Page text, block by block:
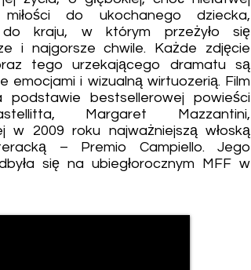
miłości do ukochanego dziecka,
kraju, w którym przeżyło się
i najgorsze chwile. Każde zdjęcie
tego urzekającego dramatu są
emocjami i wizualną wirtuozerią. Film
podstawie bestsellerowej powieści
Margaret Mazzantini,
w 2009 roku najważniejszą włoską
– Premio Campiello. Jego
się na ubiegłorocznym MFF w